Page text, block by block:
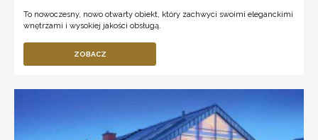
To nowoczesny, nowo otwarty obiekt, który zachwyci swoimi eleganckimi
wnętrzami i wysokiej jakości obsługą.
ZOBACZ